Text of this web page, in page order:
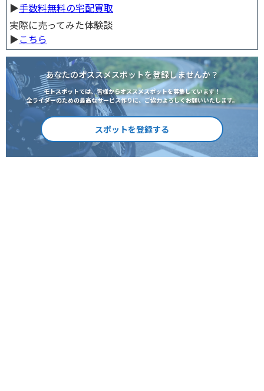
▶︎手数料無料の宅配買取
実際に売ってみた体験談
▶︎こちら
あなたのオススメスポットを登録しませんか？
モトスポットでは、皆様からオススメスポットを募集しています！
全ライダーのための最高なサービス作りに、ご協力よろしくお願いいたします。
スポットを登録する